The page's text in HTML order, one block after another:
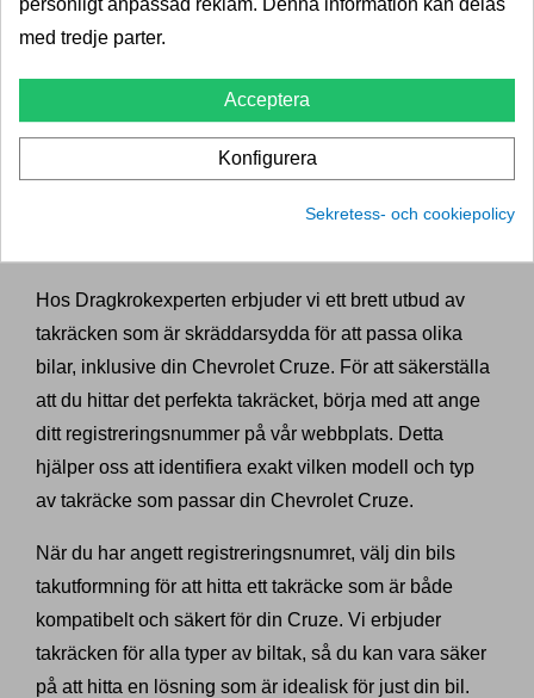
kan tryggt fästa och organisera föremål på takräcket,
vilket minskar risken för att föremål rör sig eller faller av
under körning. Dessutom får du en bättre överblick
över din last, vilket gör det enklare att packa och lasta
Välj det rätta takräcket för din
Hos Dragkrokexperten erbjuder vi ett brett utbud av
takräcken som är skräddarsydda för att passa olika
bilar, inklusive din Chevrolet Cruze. För att säkerställa
att du hittar det perfekta takräcket, börja med att ange
ditt registreringsnummer på vår webbplats. Detta
hjälper oss att identifiera exakt vilken modell och typ
av takräcke som passar din Chevrolet Cruze.
När du har angett registreringsnumret, välj din bils
takutformning för att hitta ett takräcke som är både
kompatibelt och säkert för din Cruze. Vi erbjuder
takräcken för alla typer av biltak, så du kan vara säker
på att hitta en lösning som är idealisk för just din bil.
med tredje parter.
Acceptera
Konfigurera
Sekretess- och cookiepolicy